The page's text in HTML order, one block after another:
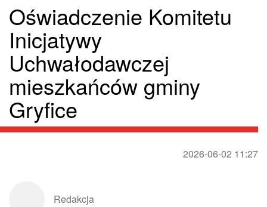
Oświadczenie Komitetu
Inicjatywy
Uchwałodawczej
mieszkańców gminy
Gryfice
2026-06-02 11:27
Redakcja